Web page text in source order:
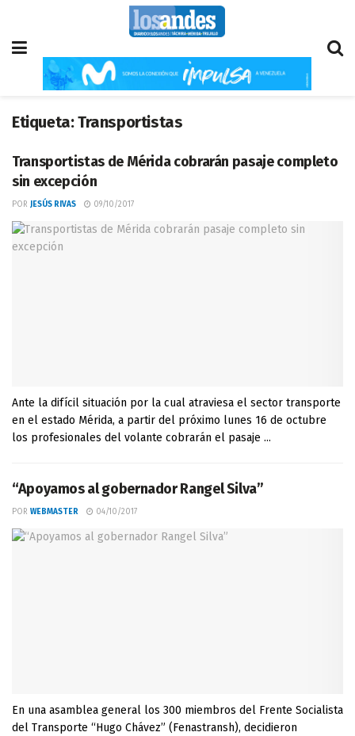
Etiqueta:Transportistas
Transportistas de Mérida cobrarán pasaje completo
sin excepción
POR JESÚS RIVAS 09/10/2017
Ante la difícil situación por la cual atraviesa el sector transporte
en el estado Mérida, a partir del próximo lunes 16 de octubre
los profesionales del volante cobrarán el pasaje ...
“Apoyamos al gobernador Rangel Silva”
POR WEBMASTER 04/10/2017
En una asamblea general los 300 miembros del Frente Socialista
del Transporte “Hugo Chávez” (Fenastransh), decidieron